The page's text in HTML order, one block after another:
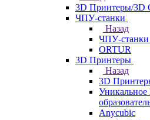
3D Принтеры/3D
ЧПУ-станки
Назад
ЧПУ-станки
ORTUR
3D Принтеры
Назад
3D
Уникальное
Anycubic